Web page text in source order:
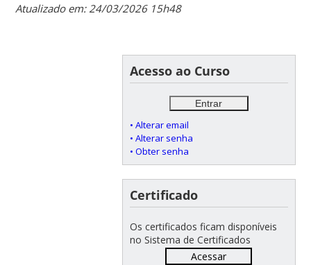
Atualizado em: 24/03/2026 15h48
Acesso ao Curso
• Alterar email
• Alterar senha
• Obter senha
Certificado
Os certificados ficam disponíveis
no Sistema de Certificados
Acessar